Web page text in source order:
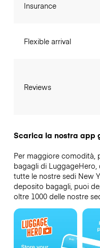
Insurance
Flexible arrival
Reviews
Scarica la nostra app
Per maggiore comodità,
bagagli di
tutte le nostre sedi New
deposito bagagli, puoi
oltre 1000 delle nostre